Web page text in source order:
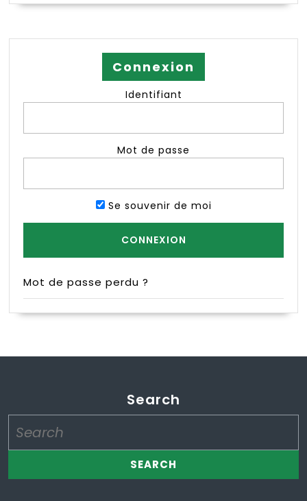
Connexion
Identifiant
Mot de passe
Se souvenir de moi
Mot de passe perdu ?
Search
for: